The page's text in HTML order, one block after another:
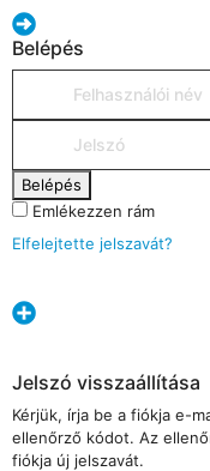
Belépés
Belépés
Emlékezzen rám
Elfelejtette jelszavát?
Jelszó visszaállítása
Kérjük, írja be a fiókja e-
ellenőrző kódot. Az
fiókja új jelszavát.